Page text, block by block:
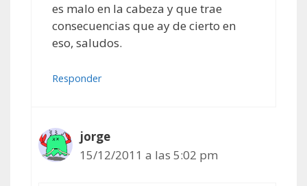
es malo en la cabeza y que trae
consecuencias que ay de cierto en
eso, saludos.
Responder
jorge
15/12/2011 a las 5:02 pm